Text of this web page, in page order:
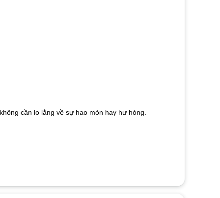
cần lo lắng về sự hao mòn hay hư hỏng.